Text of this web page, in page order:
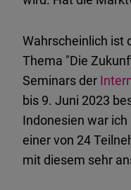
Wahrscheinlich ist
Thema "Die
Seminars der
bis 9. Juni 2023
Indonesien war
einer von 24
mit diesem sehr